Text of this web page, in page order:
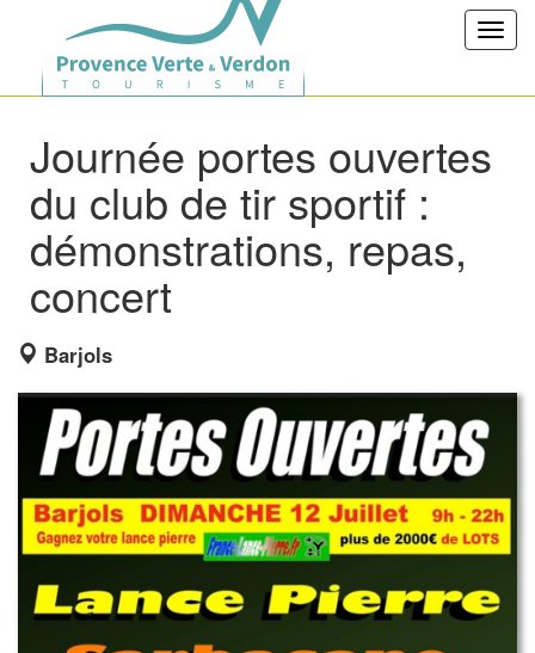
Journée portes ouvertes
du club de tir sportif :
démonstrations, repas,
concert
Barjols